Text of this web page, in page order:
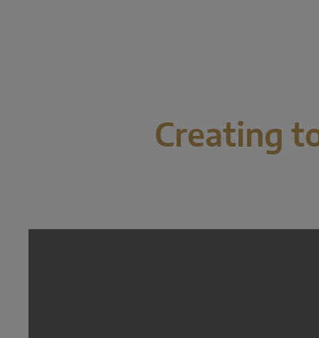
Creating